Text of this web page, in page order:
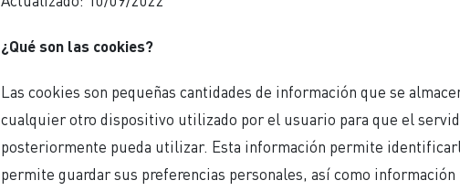
¿Qué son las cookies?
Las cookies son pequeñas cantidades de información que se
cualquier otro dispositivo utilizado por el usuario para que el
posteriormente pueda utilizar. Esta información permite
permite guardar sus preferencias personales, así como